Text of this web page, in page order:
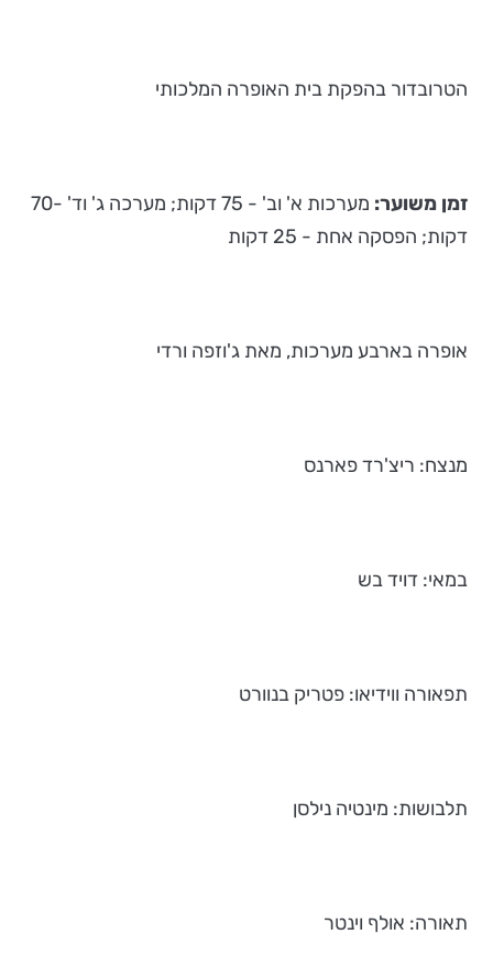
הטרובדור בהפקת בית האופרה המלכותי
זמן משוער:
דקות; הפסקה אחת - 25 דקות
אופרה בארבע מערכות, מאת ג'וזפה ורדי
מנצח: ריצ'רד פארנס
במאי: דויד בש
תפאורה ווידיאו: פטריק בנוורט
תלבושות: מינטיה נילסן
תאורה: אולף וינטר